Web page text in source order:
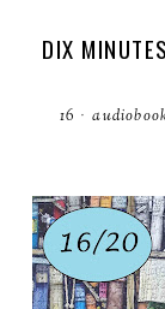
DIX
16 ·